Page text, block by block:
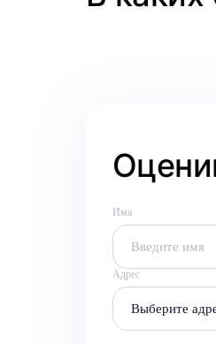
Имя
Адрес
Выберите